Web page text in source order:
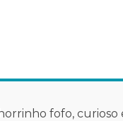
fofo,